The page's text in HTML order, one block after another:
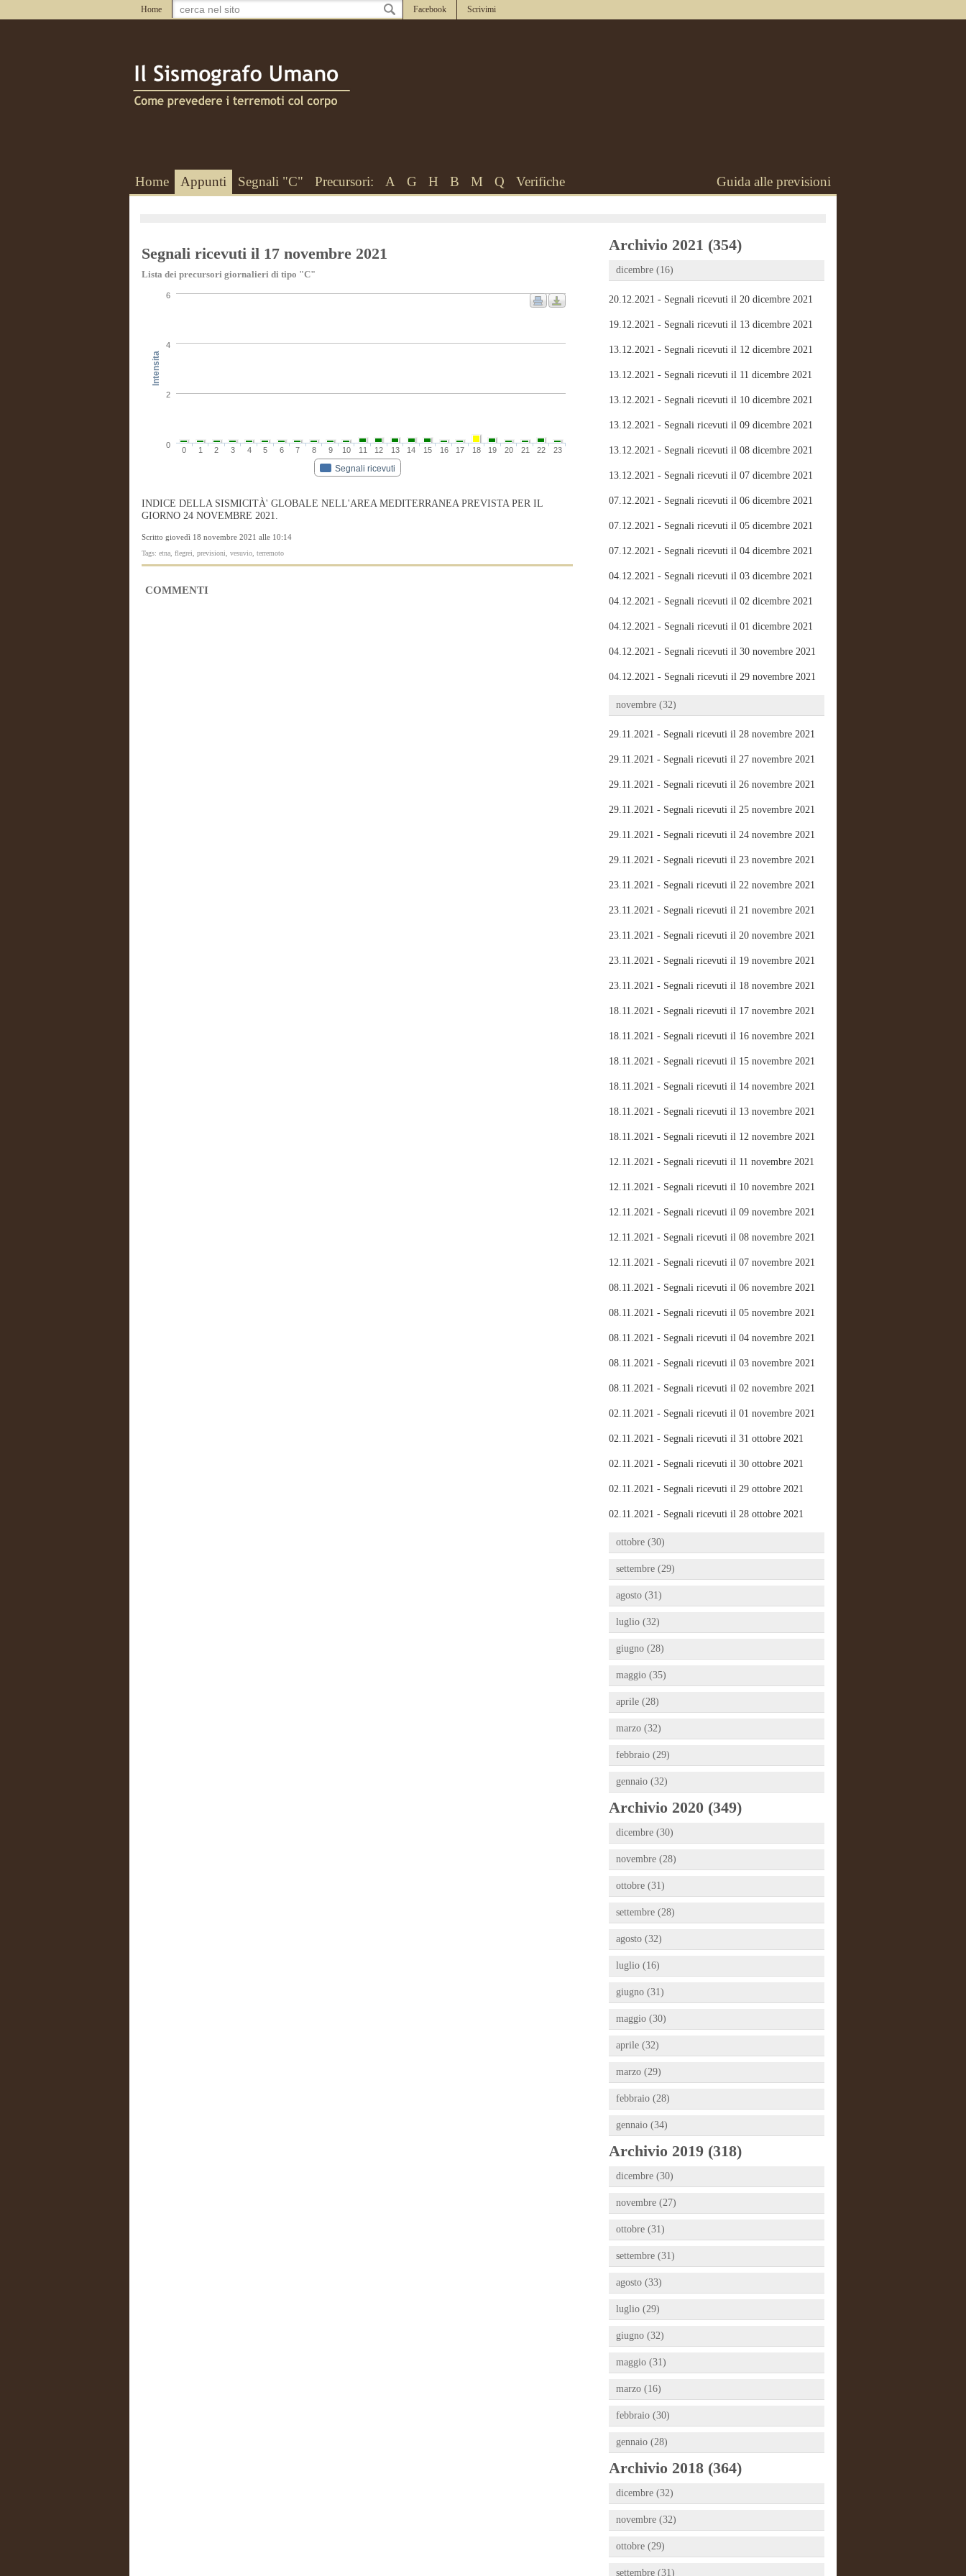
Home Facebook Scrivimi
Home Appunti Segnali "C" Precursori: A G H B M Q Verifiche Guida alle previsioni
Segnali ricevuti il 17 novembre 2021
Lista dei precursori giornalieri di tipo "C"
Intensita
Segnali ricevuti
0 1 2 3 4 5 6 7 8 9 10 11 12 13 14 15 16 17 18 19 20 21 22 23
0
2
4
6
INDICE DELLA SISMICITÀ' GLOBALE NELL'AREA MEDITERRANEA PREVISTA PER IL
GIORNO 24 NOVEMBRE 2021.
Scritto giovedì 18 novembre 2021 alle 10:14
Tags: etna, flegrei, previsioni, vesuvio, terremoto
COMMENTI
Archivio 2021 (354)
dicembre (16)
20.12.2021 - Segnali ricevuti il 20 dicembre 2021
19.12.2021 - Segnali ricevuti il 13 dicembre 2021
13.12.2021 - Segnali ricevuti il 12 dicembre 2021
13.12.2021 - Segnali ricevuti il 11 dicembre 2021
13.12.2021 - Segnali ricevuti il 10 dicembre 2021
13.12.2021 - Segnali ricevuti il 09 dicembre 2021
13.12.2021 - Segnali ricevuti il 08 dicembre 2021
13.12.2021 - Segnali ricevuti il 07 dicembre 2021
07.12.2021 - Segnali ricevuti il 06 dicembre 2021
07.12.2021 - Segnali ricevuti il 05 dicembre 2021
07.12.2021 - Segnali ricevuti il 04 dicembre 2021
04.12.2021 - Segnali ricevuti il 03 dicembre 2021
04.12.2021 - Segnali ricevuti il 02 dicembre 2021
04.12.2021 - Segnali ricevuti il 01 dicembre 2021
04.12.2021 - Segnali ricevuti il 30 novembre 2021
04.12.2021 - Segnali ricevuti il 29 novembre 2021
novembre (32)
29.11.2021 - Segnali ricevuti il 28 novembre 2021
29.11.2021 - Segnali ricevuti il 27 novembre 2021
29.11.2021 - Segnali ricevuti il 26 novembre 2021
29.11.2021 - Segnali ricevuti il 25 novembre 2021
29.11.2021 - Segnali ricevuti il 24 novembre 2021
29.11.2021 - Segnali ricevuti il 23 novembre 2021
23.11.2021 - Segnali ricevuti il 22 novembre 2021
23.11.2021 - Segnali ricevuti il 21 novembre 2021
23.11.2021 - Segnali ricevuti il 20 novembre 2021
23.11.2021 - Segnali ricevuti il 19 novembre 2021
23.11.2021 - Segnali ricevuti il 18 novembre 2021
18.11.2021 - Segnali ricevuti il 17 novembre 2021
18.11.2021 - Segnali ricevuti il 16 novembre 2021
18.11.2021 - Segnali ricevuti il 15 novembre 2021
18.11.2021 - Segnali ricevuti il 14 novembre 2021
18.11.2021 - Segnali ricevuti il 13 novembre 2021
18.11.2021 - Segnali ricevuti il 12 novembre 2021
12.11.2021 - Segnali ricevuti il 11 novembre 2021
12.11.2021 - Segnali ricevuti il 10 novembre 2021
12.11.2021 - Segnali ricevuti il 09 novembre 2021
12.11.2021 - Segnali ricevuti il 08 novembre 2021
12.11.2021 - Segnali ricevuti il 07 novembre 2021
08.11.2021 - Segnali ricevuti il 06 novembre 2021
08.11.2021 - Segnali ricevuti il 05 novembre 2021
08.11.2021 - Segnali ricevuti il 04 novembre 2021
08.11.2021 - Segnali ricevuti il 03 novembre 2021
08.11.2021 - Segnali ricevuti il 02 novembre 2021
02.11.2021 - Segnali ricevuti il 01 novembre 2021
02.11.2021 - Segnali ricevuti il 31 ottobre 2021
02.11.2021 - Segnali ricevuti il 30 ottobre 2021
02.11.2021 - Segnali ricevuti il 29 ottobre 2021
02.11.2021 - Segnali ricevuti il 28 ottobre 2021
ottobre (30)
settembre (29)
agosto (31)
luglio (32)
giugno (28)
maggio (35)
aprile (28)
marzo (32)
febbraio (29)
gennaio (32)
Archivio 2020 (349)
dicembre (30)
novembre (28)
ottobre (31)
settembre (28)
agosto (32)
luglio (16)
giugno (31)
maggio (30)
aprile (32)
marzo (29)
febbraio (28)
gennaio (34)
Archivio 2019 (318)
dicembre (30)
novembre (27)
ottobre (31)
settembre (31)
agosto (33)
luglio (29)
giugno (32)
maggio (31)
marzo (16)
febbraio (30)
gennaio (28)
Archivio 2018 (364)
dicembre (32)
novembre (32)
ottobre (29)
settembre (31)